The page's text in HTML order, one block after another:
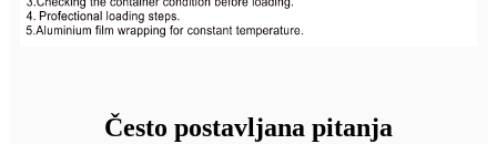
Često postavljana pitanja